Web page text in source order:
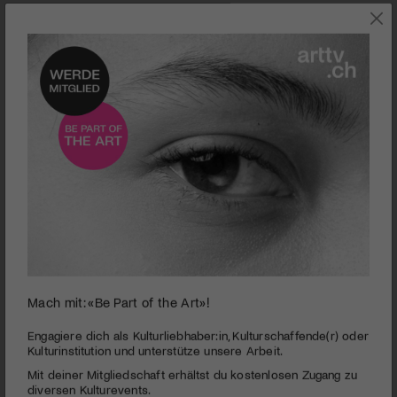
AUSSTELLUNGEN
seconds
minutes,
59
Kunstmuseum Thurgau | Kartause Ittingen | Claudio
Hils | Heimatfront – Bühnenbilder des Krieges
PUBLIZIERT AM 13. NOVEMBER 2020
Mach mit: «Be Part of the Art»!
Engagiere dich als Kulturliebhaber:in, Kulturschaffende(r) oder
Kulturinstitution und unterstütze unsere Arbeit.
Mit deiner Mitgliedschaft erhältst du kostenlosen Zugang zu
diversen Kulturevents.